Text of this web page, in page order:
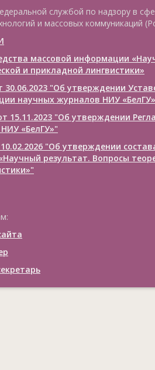
службой по надзору в
и массовых коммуникаций
массовой информации
и прикладной лингвистики»
"Об утверждении
научных журналов НИУ «БелГУ»
15.11.2023 "Об утверждении
«БелГУ»"
"Об утверждении
результат. Вопросы